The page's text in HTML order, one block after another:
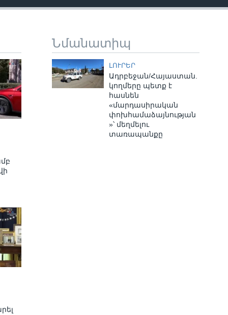
Նմանատիպ
ԼՈՒՐԵՐ
Ադրբեջան/Հայաստան.
կողմերը պետք է
հասնեն
«մարդասիրական
փոխհամաձայնության
»՝ մեղմելու
տառապանքը